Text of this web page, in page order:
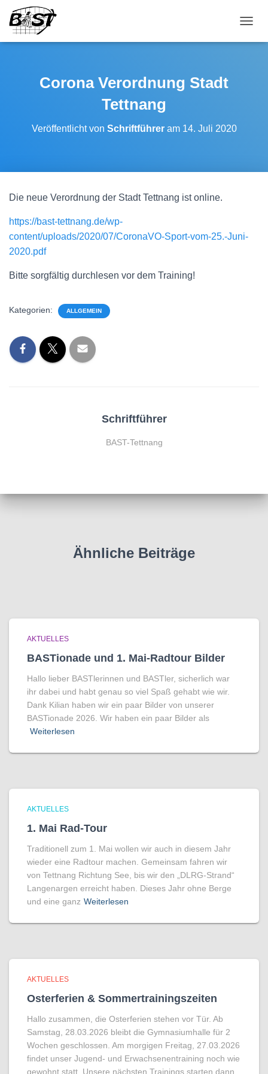
Corona Verordnung Stadt
Tettnang
Veröffentlicht von Schriftführeram 14. Juli 2020
Die neue Verordnung der Stadt Tettnang ist online.
https://bast-tettnang.de/wp-
content/uploads/2020/07/CoronaVO-Sport-vom-25.-Juni-
2020.pdf
Bitte sorgfältig durchlesen vor dem Training!
Kategorien: ALLGEMEIN
Schriftführer
BAST-Tettnang
Ähnliche Beiträge
AKTUELLES
BASTionade und 1. Mai-Radtour Bilder
Hallo lieber BASTlerinnen und BASTler, sicherlich war
ihr dabei und habt genau so viel Spaß gehabt wie wir.
Dank Kilian haben wir ein paar Bilder von unserer
BASTionade 2026. Wir haben ein paar Bilder als
Weiterlesen
AKTUELLES
1. Mai Rad-Tour
Traditionell zum 1. Mai wollen wir auch in diesem Jahr
wieder eine Radtour machen. Gemeinsam fahren wir
von Tettnang Richtung See, bis wir den „DLRG-Strand“
Langenargen erreicht haben. Dieses Jahr ohne Berge
und eine ganz Weiterlesen
AKTUELLES
Osterferien & Sommertrainingszeiten
Hallo zusammen, die Osterferien stehen vor Tür. Ab
Samstag, 28.03.2026 bleibt die Gymnasiumhalle für 2
Wochen geschlossen. Am morgigen Freitag, 27.03.2026
findet unser Jugend- und Erwachsenentraining noch wie
gewohnt statt. Unsere nächsten Trainings starten dann